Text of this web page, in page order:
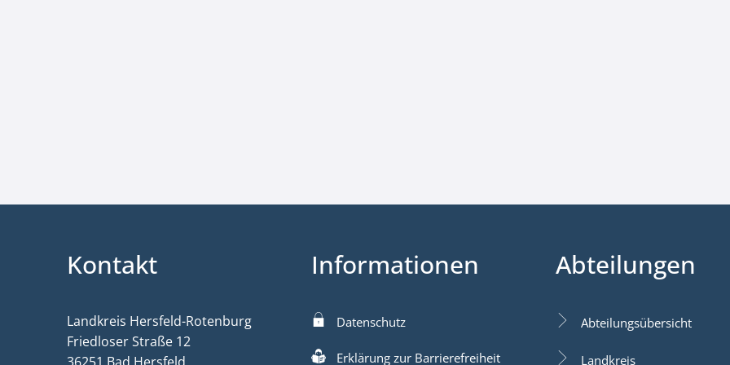
Kontakt
Landkreis Hersfeld-Rotenburg
Friedloser Straße 12
Informationen
Datenschutz
Erklärung zur Barrierefreiheit
Abteilungen
Abteilungsübersicht
Landkreis